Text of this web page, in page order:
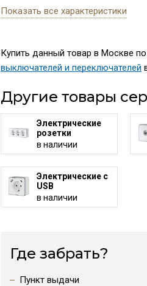
Показать все характеристики
Купить данный товар в Москве
выключателей и переключателей
Другие товары
Электрические
розетки
в наличии
Электрические с
USB
в наличии
Где забрать?
Пункт выдачи